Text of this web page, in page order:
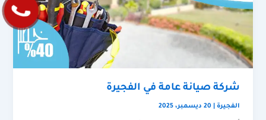
شركة صيانة عامة في الفجيرة
الفجيرة |20 ديسمبر، 2025